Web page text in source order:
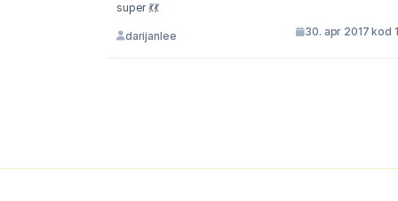
super 💃💃
darijanlee 30. apr 2017 kod